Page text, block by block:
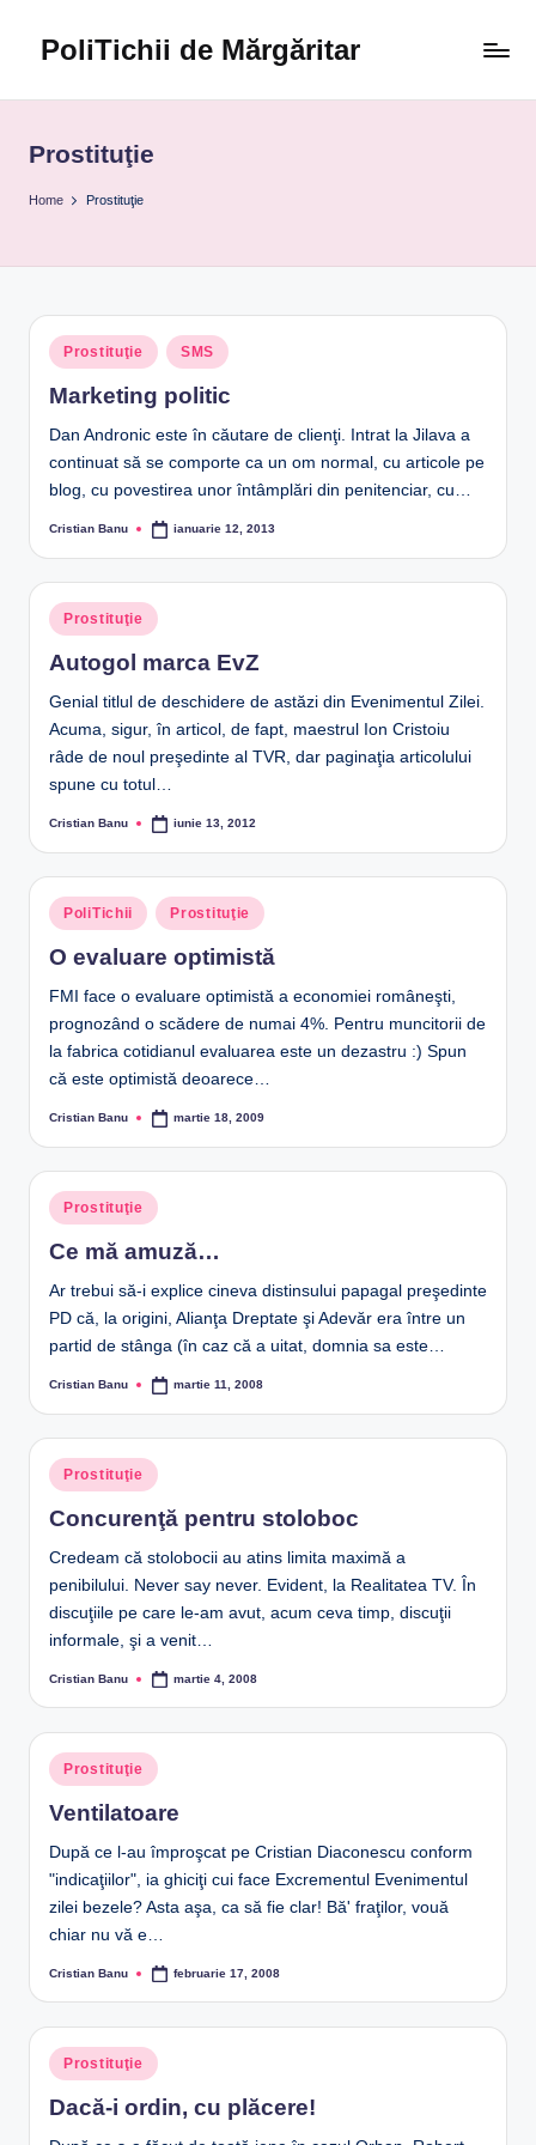
PoliTichii de Mărgăritar
2005
Prostituţie
Home Prostituţie
Posted
in
Prostituţie SMS
Marketing politic
Dan Andronic este în căutare de clienţi. Intrat la Jilava a
continuat să se comporte ca un om normal, cu articole pe
blog, cu povestirea unor întâmplări din penitenciar, cu…
Posted
Cristian Banu ianuarie 12, 2013
Posted
in
Prostituţie
Autogol marca EvZ
Genial titlul de deschidere de astăzi din Evenimentul Zilei.
Acuma, sigur, în articol, de fapt, maestrul Ion Cristoiu
râde de noul preşedinte al TVR, dar paginaţia articolului
spune cu totul…
Posted
Cristian Banu iunie 13, 2012
Posted
in
PoliTichii Prostituţie
O evaluare optimistă
FMI face o evaluare optimistă a economiei româneşti,
prognozând o scădere de numai 4%. Pentru muncitorii de
la fabrica cotidianul evaluarea este un dezastru :) Spun
că este optimistă deoarece…
Posted
Cristian Banu martie 18, 2009
Posted
in
Prostituţie
Ce mă amuză…
Ar trebui să-i explice cineva distinsului papagal preşedinte
PD că, la origini, Alianţa Dreptate şi Adevăr era între un
partid de stânga (în caz că a uitat, domnia sa este…
Posted
Cristian Banu martie 11, 2008
Posted
in
Prostituţie
Concurenţă pentru stoloboc
Credeam că stolobocii au atins limita maximă a
penibilului. Never say never. Evident, la Realitatea TV. În
discuţiile pe care le-am avut, acum ceva timp, discuţii
informale, şi a venit…
Posted
Cristian Banu martie 4, 2008
Posted
in
Prostituţie
Ventilatoare
După ce l-au împroşcat pe Cristian Diaconescu conform
"indicaţiilor", ia ghiciţi cui face Excrementul Evenimentul
zilei bezele? Asta aşa, ca să fie clar! Bă' fraţilor, vouă
chiar nu vă e…
Posted
Cristian Banu februarie 17, 2008
Posted
in
Prostituţie
Dacă-i ordin, cu plăcere!